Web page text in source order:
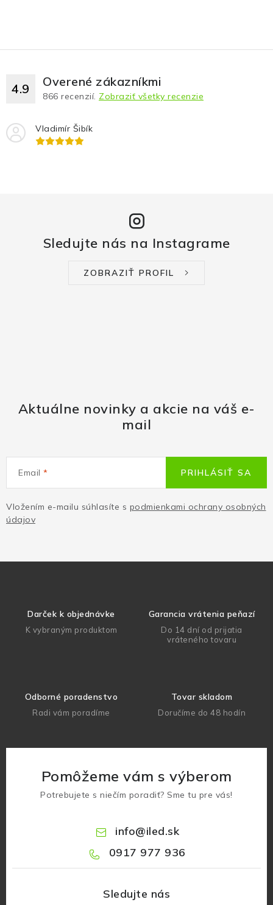
4.9 Overené zákazníkmi
866 recenzií. Zobraziť všetky recenzie
Vladimír Šibík
Sledujte nás na Instagrame
ZOBRAZIŤ PROFIL
Aktuálne novinky a akcie na váš e-
mail
Email
Vložením e-mailu súhlasíte s podmienkami ochrany osobných
údajov
PRIHLÁSIŤ SA
Darček k objednávke
K vybraným produktom
Garancia vrátenia peňazí
Do 14 dní od prijatia
vráteného tovaru
Odborné poradenstvo
Radi vám poradíme
Tovar skladom
Doručíme do 48 hodín
Pomôžeme vám s výberom
Potrebujete s niečím poradiť? Sme tu pre vás!
info@iled.sk
0917 977 936